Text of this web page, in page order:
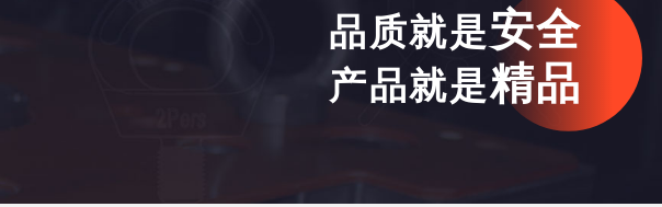
品质就是安全
产品就是精品